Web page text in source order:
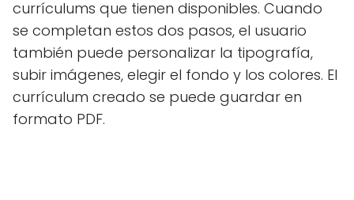
currículums que tienen disponibles. Cuando
se completan estos dos pasos, el usuario
también puede personalizar la tipografía,
subir imágenes, elegir el fondo y los colores. El
currículum creado se puede guardar en
formato PDF.